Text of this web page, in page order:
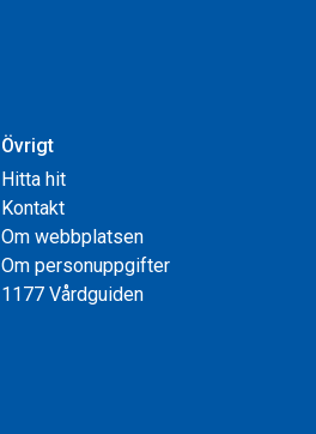
Övrigt
Hitta hit
Kontakt
Om webbplatsen
Om personuppgifter
1177 Vårdguiden